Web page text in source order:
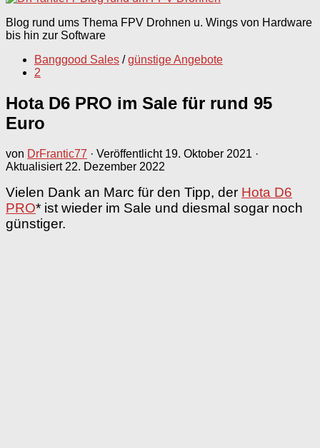
Blog rund ums Thema FPV Drohnen u. Wings von Hardware
bis hin zur Software
Banggood Sales / günstige Angebote
2
Hota D6 PRO im Sale für rund 95
Euro
von DrFrantic77 · Veröffentlicht 19. Oktober 2021 ·
Aktualisiert 22. Dezember 2022
Vielen Dank an Marc für den Tipp, der Hota D6
PRO* ist wieder im Sale und diesmal sogar noch
günstiger.